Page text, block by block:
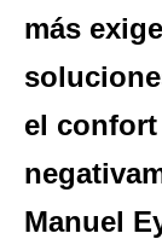
más
el
Manuel